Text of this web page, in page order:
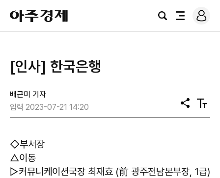
아
주
경
검
전
로
그
[인사] 한국은행
배근미 기자
입력 2023-07-21 14:20
공
유
텍
스
◇부서장
△이동
▷커뮤니케이션국장 최재효 (前 광주전남본부장, 1급)